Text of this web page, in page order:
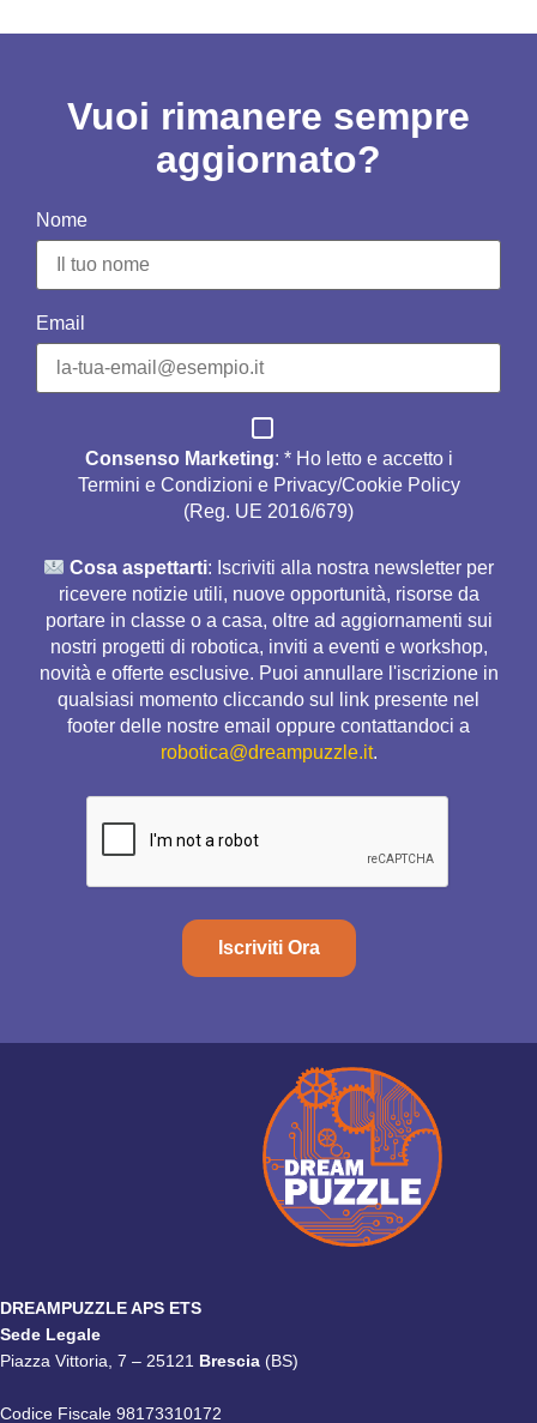
Vuoi rimanere sempre
aggiornato?
Nome
Email
Consenso Marketing: * Ho letto e accetto i
Termini e Condizioni e Privacy/Cookie Policy
(Reg. UE 2016/679)
Cosa aspettarti: Iscriviti alla nostra newsletter per
ricevere notizie utili, nuove opportunità, risorse da
portare in classe o a casa, oltre ad aggiornamenti sui
nostri progetti di robotica, inviti a eventi e workshop,
novità e offerte esclusive. Puoi annullare l'iscrizione in
qualsiasi momento cliccando sul link presente nel
footer delle nostre email oppure contattandoci a
robotica@dreampuzzle.it.
Iscriviti Ora
DREAMPUZZLE APS ETS
Sede Legale
Piazza Vittoria, 7 – 25121 Brescia (BS)
Codice Fiscale 98173310172